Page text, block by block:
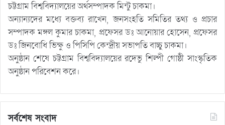
চট্টগ্রাম বিশ্ববিদ্যালয়ের অর্থসম্পাদক মিন্টু চাকমা।
অন্যান্যদের মধ্যে বক্তব্য রাখেন, জনসংহতি সমিতির তথ্য ও প্রচার
সম্পাদক মঙ্গল কুমার চাকমা, প্রফেসর ডঃ আনোয়ার হোসেন, প্রফেসর
ডঃ জিনবোধি ভিক্ষু ও পিসিপি কেন্দ্রীয় সভাপতি বাচ্চু চাকমা।
অনুষ্ঠান শেষে চট্টগ্রাম বিশ্ববিদ্যালয়ের রদেভু শিল্পী গোষ্ঠী সাংস্কৃতিক
অনুষ্ঠান পরিবেশন করে।
সর্বশেষ সংবাদ